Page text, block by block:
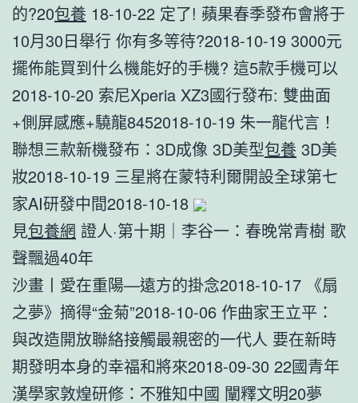
的?20包養 18-10-22 定了! 蘋果春季發布會將于
10月30日舉行 你有多等待?2018-10-19 3000元
擺佈能買到什么機能好的手機? 這5款手機可以
2018-10-20 索尼Xperia XZ3國行發布: 雙曲面
+側屏感應+驍龍8452018-10-19 朱一龍代言！
聯想三款新機發布：3D成像 3D美型包養 3D美
妝2018-10-19 三星將在蒙特利爾開設全球第七
家AI研發中間2018-10-18
見包養網 證人·第十期｜李谷一：春晚常青樹 歌
聲飄過40年
沙畫丨愛在重陽—遠方的掛念2018-10-17 《扇
之夢》摘得“金菊”2018-10-06 作曲家王立平：
與改造開放聯絡接觸最親密的一代人 要在新時
期發明本身的幸福和將來2018-09-30 22國青年
漢學家敦煌研修：不雅知中國 闡釋文明20夢